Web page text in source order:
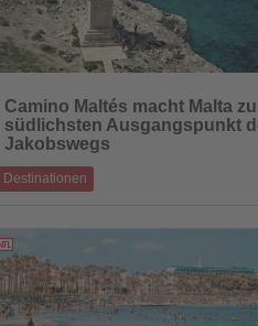
Sie
die
Nachrichten
Camino Maltés macht Malta
südlichsten Ausgangspunkt
Jakobswegs
Destinationen
mediterrane Kultur und entschleunigtes